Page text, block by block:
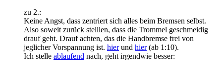
zu 2.:
Keine Angst, dass zentriert sich alles beim Bremsen selbst.
Also soweit zurück stelllen, dass die Trommel geschmeidig
drauf geht. Drauf achten, das die Handbremse frei von
jeglicher Vorspannung ist. hierund hier(ab 1:10).
Ich stelle ablaufend nach, geht irgendwie besser: